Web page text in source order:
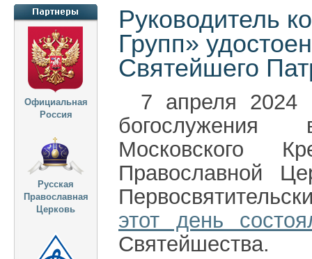
Руководитель
Групп»
Святейшего
7 апреля 2024
Московского
Православной
этот день
Святейшества.
Официальная
Россия
Русская
Православная
Церковь